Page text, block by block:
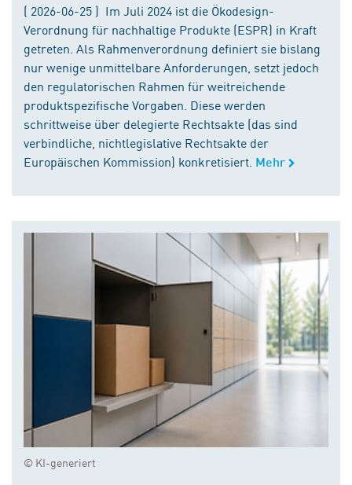
( 2026-06-25 ) Im Juli 2024 ist die Ökodesign-
Verordnung für nachhaltige Produkte (ESPR) in Kraft
getreten. Als Rahmenverordnung definiert sie bislang
nur wenige unmittelbare Anforderungen, setzt jedoch
den regulatorischen Rahmen für weitreichende
produktspezifische Vorgaben. Diese werden
schrittweise über delegierte Rechtsakte (das sind
verbindliche, nichtlegislative Rechtsakte der
Europäischen Kommission) konkretisiert. Mehr
© KI-generiert